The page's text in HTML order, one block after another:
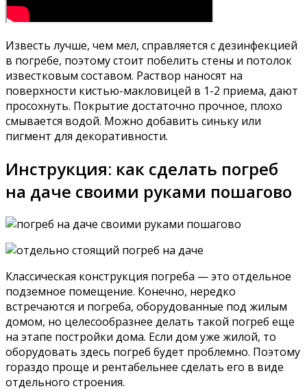
Известь лучше, чем мел, справляется с дезинфекцией
в погребе, поэтому стоит побелить стены и потолок
известковым составом. Раствор наносят на
поверхности кистью-макловицей в 1-2 приема, дают
просохнуть. Покрытие достаточно прочное, плохо
смывается водой. Можно добавить синьку или
пигмент для декоративности.
Инструкция: как сделать погреб
на даче своими руками пошагово
Классическая конструкция погреба — это отдельное
подземное помещение. Конечно, нередко
встречаются и погреба, оборудованные под жилым
домом, но целесообразнее делать такой погреб еще
на этапе постройки дома. Если дом уже жилой, то
оборудовать здесь погреб будет проблемно. Поэтому
гораздо проще и рентабельнее сделать его в виде
отдельного строения.